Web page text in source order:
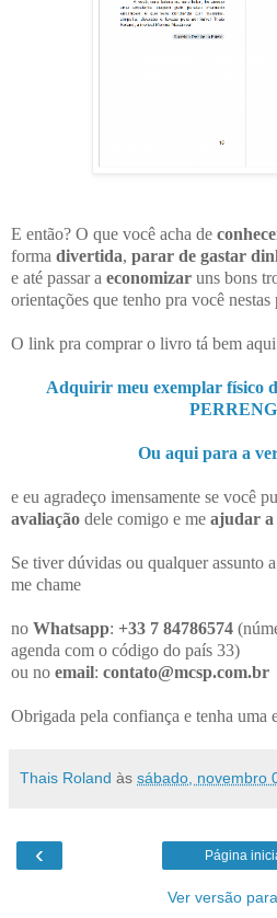
E então? O que você acha de
forma divertida, parar de gastar
e até passar a economizar uns bons
orientações que tenho pra você nestas
O link pra comprar o livro tá bem aqui
Adquirir meu exemplar físico
Ou aqui para a
e eu agradeço imensamente se você
avaliação dele comigo e me ajudar a
Se tiver dúvidas ou qualquer assunto
me chame
no Whatsapp: +33 7 84786574
agenda com o código do país 33)
ou no email: contato@mcsp.com.br
Obrigada pela confiança e tenha uma
Thais Roland às sábado, novembro
‹ Página
Ver versão